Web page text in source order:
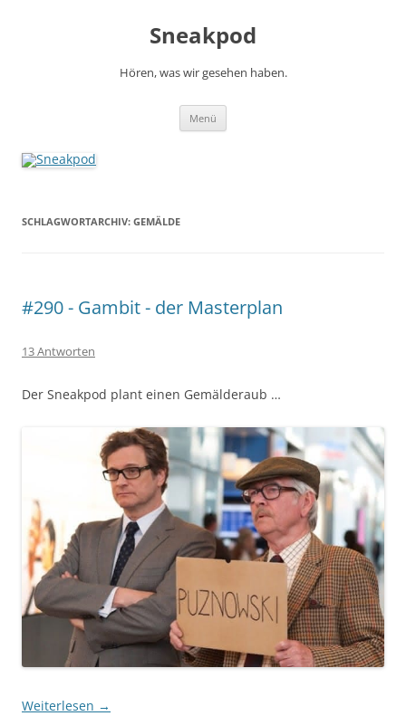
Sneakpod
Hören, was wir gesehen haben.
Menü
SCHLAGWORTARCHIV: GEMÄLDE
#290 - Gambit - der Masterplan
13 Antworten
Der Sneakpod plant einen Gemälderaub …
Weiterlesen →